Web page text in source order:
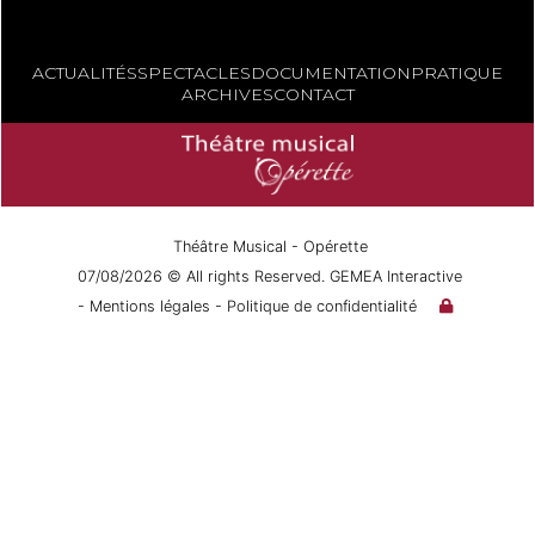
ACTUALITÉSSPECTACLESDOCUMENTATION PRATIQUE
ARCHIVESCONTACT
Théâtre Musical - Opérette
07/08/2026 © All rights Reserved. GEMEA Interactive
- Mentions légales - Politique de confidentialité